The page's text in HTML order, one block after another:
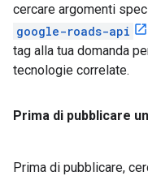
cercare argomenti
google-roads-api
tag alla tua domanda
tecnologie correlate.
Prima di pubblicare
Prima di pubblicare,